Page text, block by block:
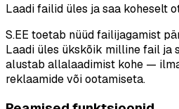
Laadi failid üles ja saa koheselt
S.EE toetab nüüd failijagamist
Laadi üles ükskõik milline fail ja
alustab allalaadimist kohe —
reklaamide või ootamiseta.